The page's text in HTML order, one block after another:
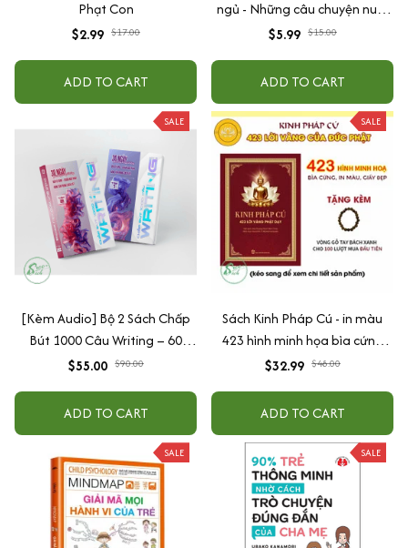
Phạt Con
$2.99 $17.00
ADD TO CART
ngủ - Những câu chuyện nuôi
dưỡng cảm xúc EQ (2-12 tuổi)
$5.99 $15.00
ADD TO CART
SALE
[Kèm Audio] Bộ 2 Sách Chấp
Bút 1000 Câu Writing – 60
Ngày Gieo Trồng Tư Duy
$55.00 $90.00
ADD TO CART
SALE
Sách Kinh Pháp Cú - in màu
423 hình minh họa bìa cứng
cao cấp + tặng kèm vòng tay
$32.99 $48.00
ADD TO CART
SALE SALE